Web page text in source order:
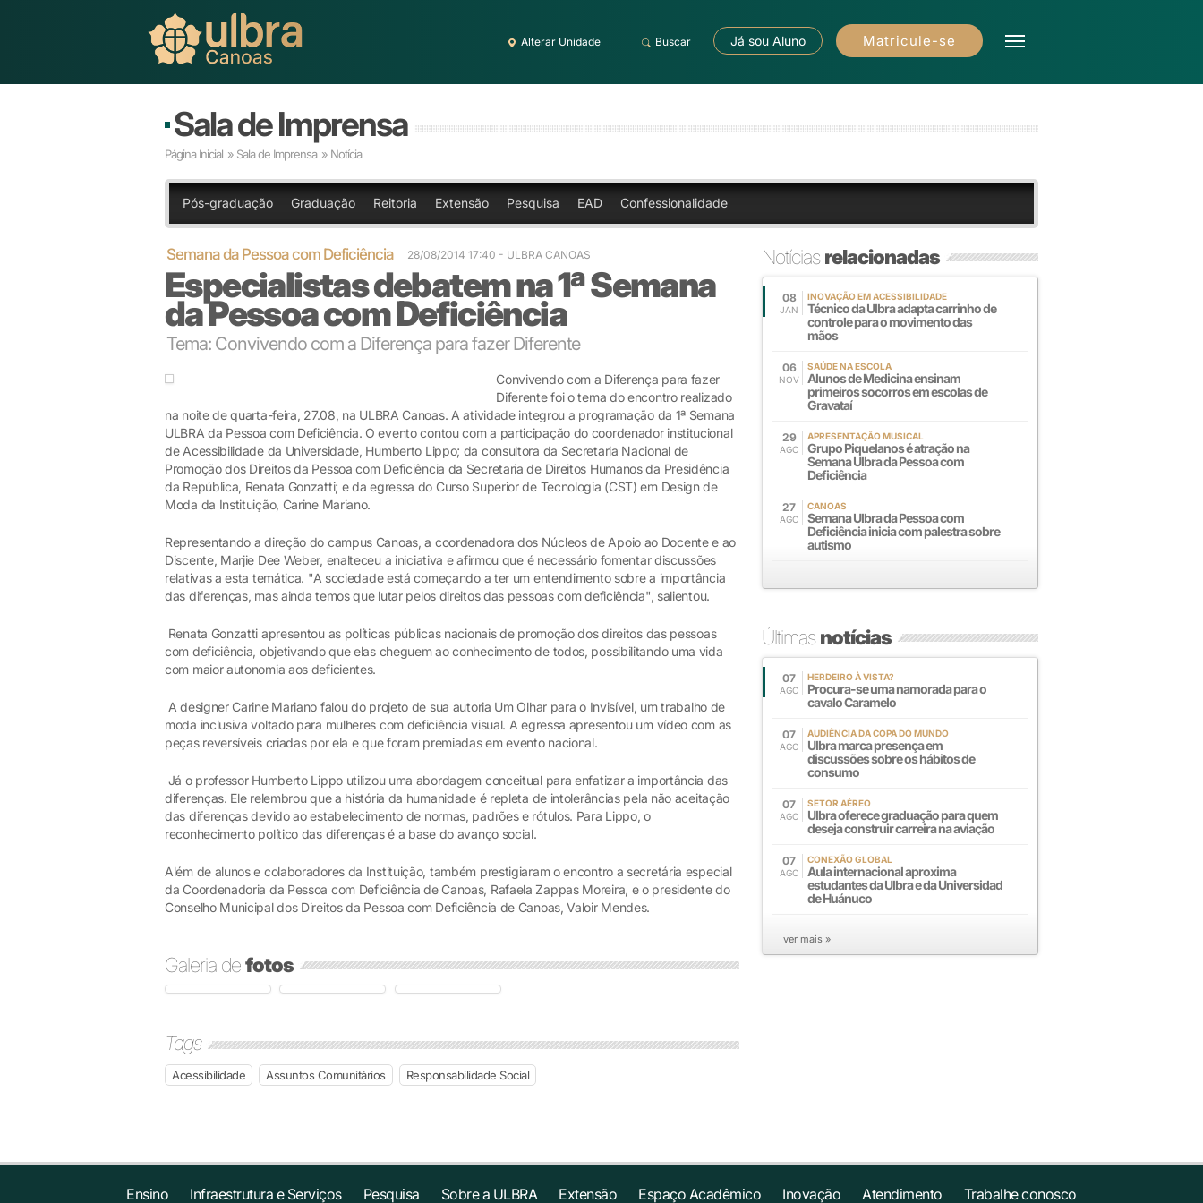
Alterar Unidade Buscar Já sou Aluno Matricule-se
Sala de Imprensa
Página Inicial » Sala de Imprensa » Notícia
Pós-graduação Graduação Reitoria Extensão Pesquisa EAD Confessionalidade
Semana da Pessoa com Deficiência 28/08/2014 17:40 - ULBRA CANOAS
Especialistas debatem na 1ª Semana
da Pessoa com Deficiência
Tema: Convivendo com a Diferença para fazer Diferente
Convivendo com a Diferença para fazer
Diferente foi o tema do encontro realizado
na noite de quarta-feira, 27.08, na ULBRA Canoas. A atividade integrou a programação da 1ª Semana
ULBRA da Pessoa com Deficiência. O evento contou com a participação do coordenador institucional
de Acessibilidade da Universidade, Humberto Lippo; da consultora da Secretaria Nacional de
Promoção dos Direitos da Pessoa com Deficiência da Secretaria de Direitos Humanos da Presidência
da República, Renata Gonzatti; e da egressa do Curso Superior de Tecnologia (CST) em Design de
Moda da Instituição, Carine Mariano.
Representando a direção do campus Canoas, a coordenadora dos Núcleos de Apoio ao Docente e ao
Discente, Marjie Dee Weber, enalteceu a iniciativa e afirmou que é necessário fomentar discussões
relativas a esta temática. "A sociedade está começando a ter um entendimento sobre a importância
das diferenças, mas ainda temos que lutar pelos direitos das pessoas com deficiência", salientou.
Renata Gonzatti apresentou as políticas públicas nacionais de promoção dos direitos das pessoas
com deficiência, objetivando que elas cheguem ao conhecimento de todos, possibilitando uma vida
com maior autonomia aos deficientes.
A designer Carine Mariano falou do projeto de sua autoria Um Olhar para o Invisível, um trabalho de
moda inclusiva voltado para mulheres com deficiência visual. A egressa apresentou um vídeo com as
peças reversíveis criadas por ela e que foram premiadas em evento nacional.
Já o professor Humberto Lippo utilizou uma abordagem conceitual para enfatizar a importância das
diferenças. Ele relembrou que a história da humanidade é repleta de intolerâncias pela não aceitação
das diferenças devido ao estabelecimento de normas, padrões e rótulos. Para Lippo, o
reconhecimento político das diferenças é a base do avanço social.
Além de alunos e colaboradores da Instituição, também prestigiaram o encontro a secretária especial
da Coordenadoria da Pessoa com Deficiência de Canoas, Rafaela Zappas Moreira, e o presidente do
Conselho Municipal dos Direitos da Pessoa com Deficiência de Canoas, Valoir Mendes.
Galeria defotos
Tags
Acessibilidade Assuntos Comunitários Responsabilidade Social
Notíciasrelacionadas
08
JAN
INOVAÇÃO EM ACESSIBILIDADE
Técnico da Ulbra adapta carrinho de
controle para o movimento das
mãos
06
NOV
SAÚDE NA ESCOLA
Alunos de Medicina ensinam
primeiros socorros em escolas de
Gravataí
29
AGO
APRESENTAÇÃO MUSICAL
Grupo Piquelanos é atração na
Semana Ulbra da Pessoa com
Deficiência
27
AGO
CANOAS
Semana Ulbra da Pessoa com
Deficiência inicia com palestra sobre
autismo
Últimasnotícias
07
AGO
HERDEIRO À VISTA?
Procura-se uma namorada para o
cavalo Caramelo
07
AGO
AUDIÊNCIA DA COPA DO MUNDO
Ulbra marca presença em
discussões sobre os hábitos de
consumo
07
AGO
SETOR AÉREO
Ulbra oferece graduação para quem
deseja construir carreira na aviação
07
AGO
CONEXÃO GLOBAL
Aula internacional aproxima
estudantes da Ulbra e da Universidad
de Huánuco
ver mais »
Ensino Infraestrutura e Serviços Pesquisa Sobre a ULBRA Extensão Espaço Acadêmico Inovação Atendimento Trabalhe conosco